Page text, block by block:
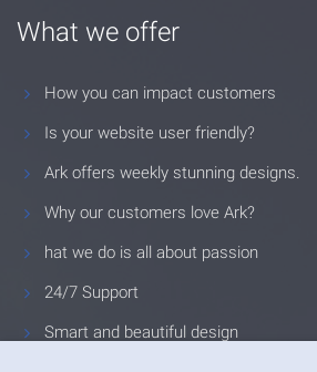
What we offer
How you can impact customers
Is your website user friendly?
Ark offers weekly stunning designs.
Why our customers love Ark?
hat we do is all about passion
24/7 Support
Smart and beautiful design